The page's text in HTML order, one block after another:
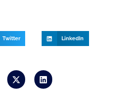
Twitter LinkedIn